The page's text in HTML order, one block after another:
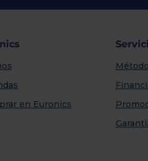
en Euronics